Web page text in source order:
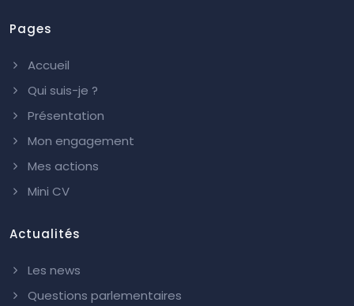
Pages
Accueil
Qui suis-je ?
Présentation
Mon engagement
Mes actions
Mini CV
Actualités
Les news
Questions parlementaires